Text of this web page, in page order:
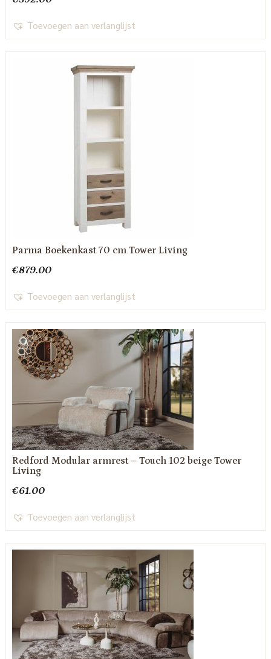
Toevoegen aan verlanglijst
Parma Boekenkast 70 cm Tower Living
€879.00
Toevoegen aan verlanglijst
Redford Modular armrest – Touch 102 beige Tower
Living
€61.00
Toevoegen aan verlanglijst